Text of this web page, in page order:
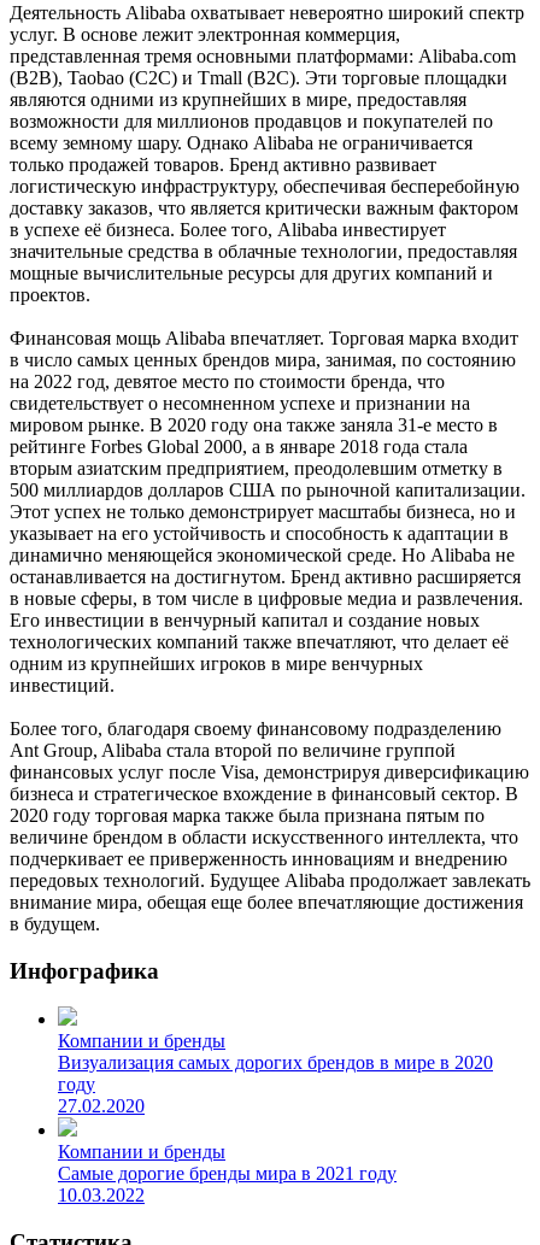
Деятельность Alibaba охватывает невероятно широкий спектр
услуг. В основе лежит электронная коммерция,
представленная тремя основными платформами: Alibaba.com
(B2B), Taobao (C2C) и Tmall (B2C). Эти торговые площадки
являются одними из крупнейших в мире, предоставляя
возможности для миллионов продавцов и покупателей по
всему земному шару. Однако Alibaba не ограничивается
только продажей товаров. Бренд активно развивает
логистическую инфраструктуру, обеспечивая бесперебойную
доставку заказов, что является критически важным фактором
в успехе её бизнеса. Более того, Alibaba инвестирует
значительные средства в облачные технологии, предоставляя
мощные вычислительные ресурсы для других компаний и
проектов.
Финансовая мощь Alibaba впечатляет. Торговая марка входит
в число самых ценных брендов мира, занимая, по состоянию
на 2022 год, девятое место по стоимости бренда, что
свидетельствует о несомненном успехе и признании на
мировом рынке. В 2020 году она также заняла 31-е место в
рейтинге Forbes Global 2000, а в январе 2018 года стала
вторым азиатским предприятием, преодолевшим отметку в
500 миллиардов долларов США по рыночной капитализации.
Этот успех не только демонстрирует масштабы бизнеса, но и
указывает на его устойчивость и способность к адаптации в
динамично меняющейся экономической среде. Но Alibaba не
останавливается на достигнутом. Бренд активно расширяется
в новые сферы, в том числе в цифровые медиа и развлечения.
Его инвестиции в венчурный капитал и создание новых
технологических компаний также впечатляют, что делает её
одним из крупнейших игроков в мире венчурных
инвестиций.
Более того, благодаря своему финансовому подразделению
Ant Group, Alibaba стала второй по величине группой
финансовых услуг после Visa, демонстрируя диверсификацию
бизнеса и стратегическое вхождение в финансовый сектор. В
2020 году торговая марка также была признана пятым по
величине брендом в области искусственного интеллекта, что
подчеркивает ее приверженность инновациям и внедрению
передовых технологий. Будущее Alibaba продолжает завлекать
внимание мира, обещая еще более впечатляющие достижения
в будущем.
Инфографика
Компании и бренды
Визуализация самых дорогих брендов в мире в 2020
году
27.02.2020
Компании и бренды
Самые дорогие бренды мира в 2021 году
10.03.2022